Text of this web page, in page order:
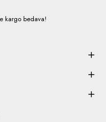
kargo bedava!